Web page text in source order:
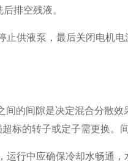
排空残液。
供液泵，最后关闭电机电
的间隙是决定混合分散效
标的转子或定子需更换。
行中应确保冷却水畅通，